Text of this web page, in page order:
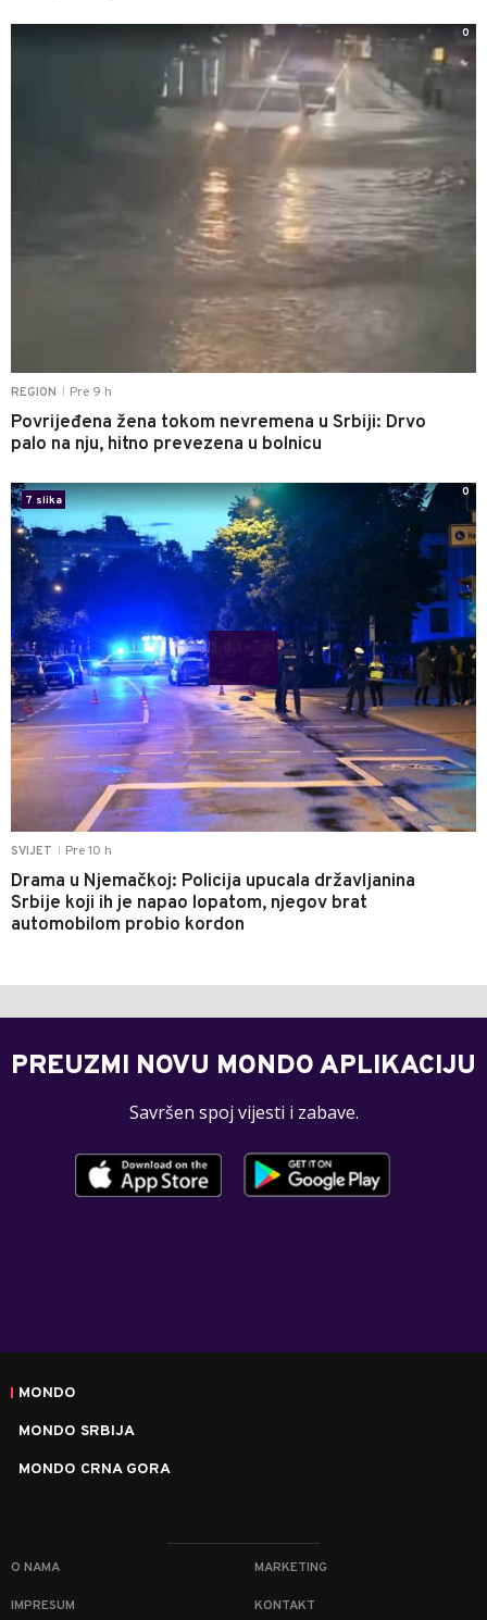
REGION Pre 9 h
Povrijeđena žena tokom nevremena u Srbiji: Drvo
palo na nju, hitno prevezena u bolnicu
0
SVIJET Pre 10 h
Drama u Njemačkoj: Policija upucala državljanina
Srbije koji ih je napao lopatom, njegov brat
automobilom probio kordon
7 slika
0
PREUZMI NOVU MONDO APLIKACIJU
Savršen spoj vijesti i zabave.
MONDO
MONDO SRBIJA
MONDO CRNA GORA
O NAMA MARKETING
IMPRESUM KONTAKT